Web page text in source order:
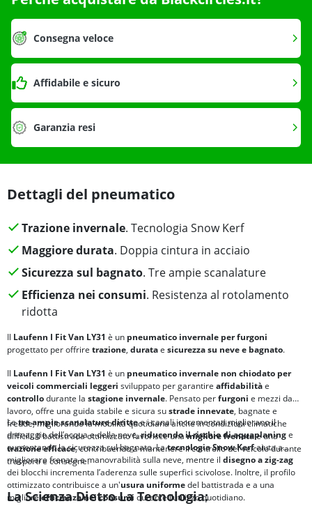
Consegna veloce
Affidabile e sicuro
Garanzia resi
Dettagli del pneumatico
Trazione invernale. Tecnologia Snow Kerf
Maggiore durata. Doppia cintura in acciaio
Sicurezza sul bagnato. Tre ampie scanalature
Efficienza nei consumi. Resistenza al rotolamento
ridotta
Il Laufenn I Fit Van LY31 è un pneumatico invernale per furgoni
progettato per offrire trazione, duratae sicurezza su neve e bagnato.
Il Laufenn I Fit Van LY31 è un pneumatico invernale non chiodato per
veicoli commerciali leggeri sviluppato per garantire affidabilitàe
controllodurante la stagione invernale. Pensato perfurgoni e mezzi da
lavoro, offre una guida stabile e sicura sustrade innevate, bagnate e
fredde, migliorando la mobilità quotidiana anche in condizioni climatiche
difficili. Il battistrada ottimizzato favorisce unamigliorefrenatae una
trazione efficace, contribuendo a mantenere il controllo del veicolo durante
trasporti e consegne.
Letre ampie scanalature dirittee i canali incrementati migliorano il
drenaggio dell’acqua e della neve,riducendo il rischio diaquaplaninge
aumentando la sicurezza sul bagnato. LatecnologiaSnow Kerfaiuta a
migliorare frenata e manovrabilità sulla neve, mentre il disegno a zig-zag
dei blocchi incrementa l’aderenza sulle superfici scivolose. Inoltre, il profilo
ottimizzato contribuisce a un'usura uniformedel battistrada e a una
miglioreefficienza nei consumi durante l’utilizzo quotidiano.
La Scienza Dietro La Tecnologia: